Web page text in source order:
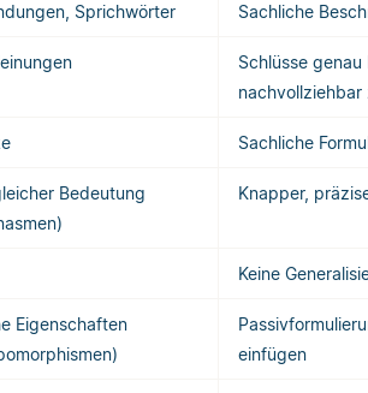
Sprichwörter Sachliche
Schlüsse
nachvollziehbar
Sachliche
Bedeutung
Knapper,
Keine
Eigenschaften
einfügen